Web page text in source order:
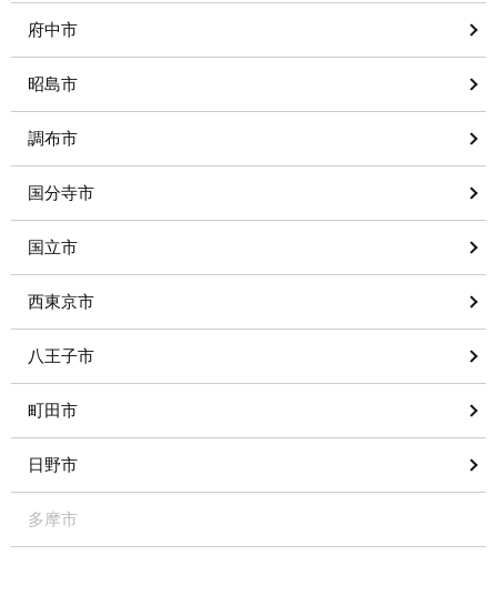
府中市
昭島市
調布市
国分寺市
国立市
西東京市
八王子市
町田市
日野市
多摩市